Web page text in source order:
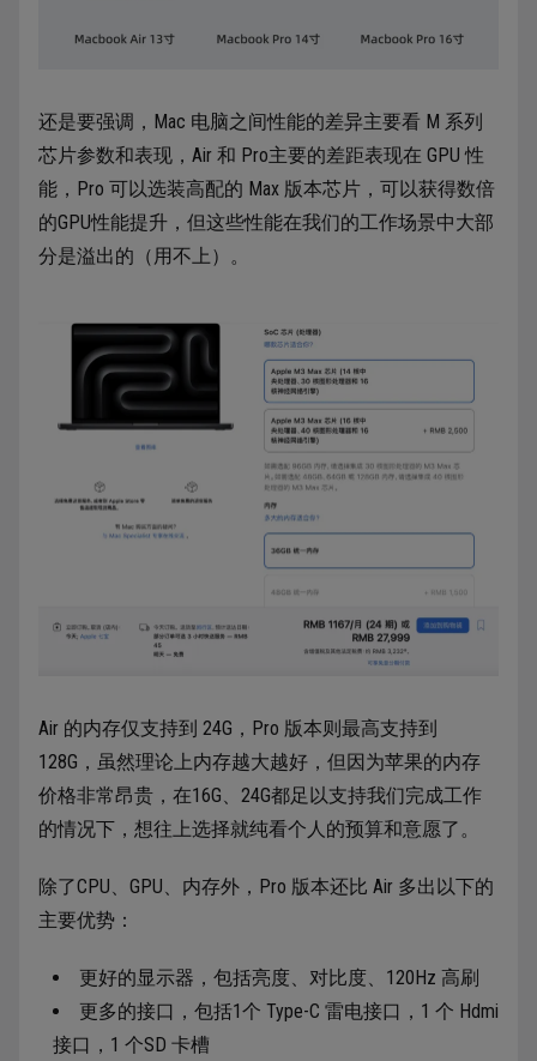
还是要强调，Mac 电脑之间性能的差异主要看 M 系列
芯片参数和表现，Air 和 Pro主要的差距表现在 GPU 性
能，Pro 可以选装高配的 Max 版本芯片，可以获得数倍
的GPU性能提升，但这些性能在我们的工作场景中大部
分是溢出的（用不上）。
Air 的内存仅支持到 24G，Pro 版本则最高支持到
128G，虽然理论上内存越大越好，但因为苹果的内存
价格非常昂贵，在16G、24G都足以支持我们完成工作
的情况下，想往上选择就纯看个人的预算和意愿了。
除了CPU、GPU、内存外，Pro 版本还比 Air 多出以下的
主要优势：
更好的显示器，包括亮度、对比度、120Hz 高刷
更多的接口，包括1个 Type-C 雷电接口，1 个 Hdmi
接口，1 个SD 卡槽